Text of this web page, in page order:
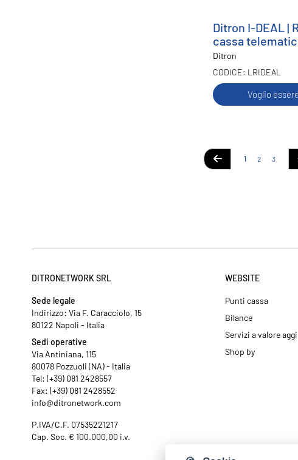
Ditron I-DEAL |
cassa
Ditron
LRIDEAL
Voglio
Attualmente stai
1 Pagina
2 Pagina
3
DITRONETWORK SRL
Sede legale
Indirizzo: Via F. Caracciolo, 15
80122 Napoli - Italia
Sedi operative
Via Antiniana, 115
80078 Pozzuoli (NA) - Italia
Tel: (+39) 081 2428557
Fax: (+39) 081 2428552
info@ditronetwork.com
P.IVA/C.F. 07535221217
Cap. Soc. € 100.000,00 i.v.
WEBSITE
Punti cassa
Bilance
Servizi a valore
Shop by